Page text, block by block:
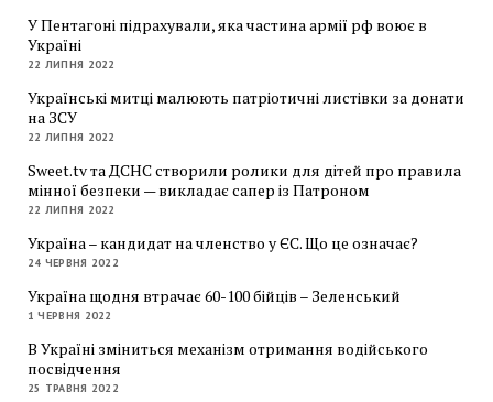
У Пентагоні підрахували, яка частина армії рф воює в
Україні
22 ЛИПНЯ 2022
Українські митці малюють патріотичні листівки за донати
на ЗСУ
22 ЛИПНЯ 2022
Sweet.tv та ДСНС створили ролики для дітей про правила
мінної безпеки — викладає сапер із Патроном
22 ЛИПНЯ 2022
Україна – кандидат на членство у ЄС. Що це означає?
24 ЧЕРВНЯ 2022
Україна щодня втрачає 60-100 бійців – Зеленський
1 ЧЕРВНЯ 2022
В Україні зміниться механізм отримання водійського
посвідчення
25 ТРАВНЯ 2022